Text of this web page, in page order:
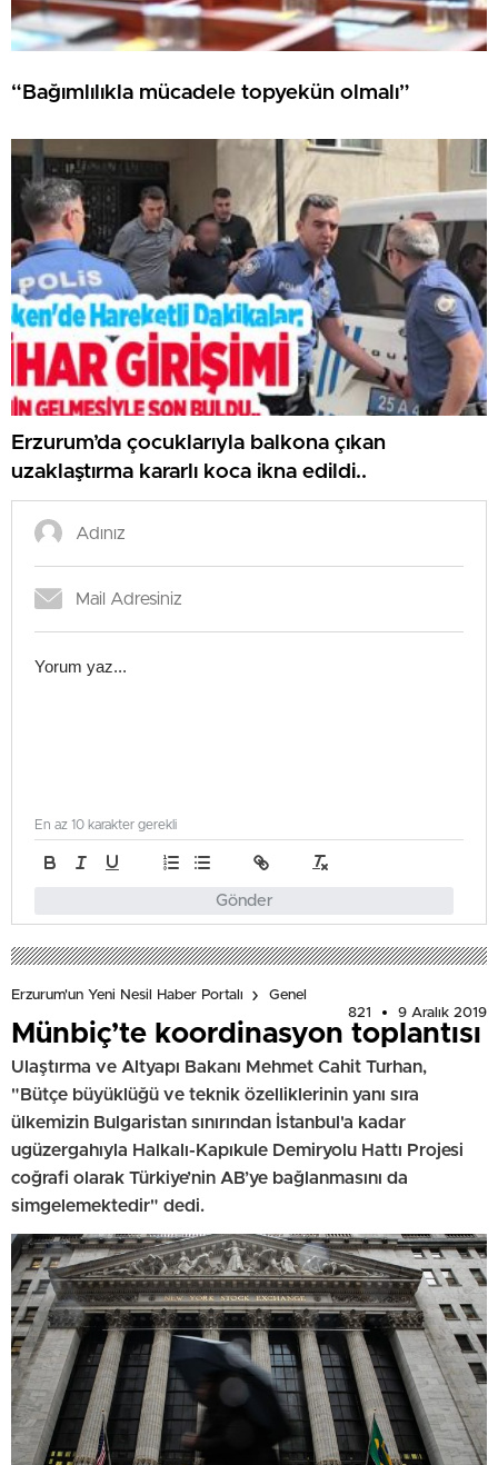
“Bağımlılıkla mücadele topyekün olmalı”
Erzurum’da çocuklarıyla balkona çıkan
uzaklaştırma kararlı koca ikna edildi..
Gönder
En az 10 karakter gerekli
Erzurum'un Yeni Nesil Haber Portalı
Genel
821
9 Aralık 2019
Münbiç’te koordinasyon toplantısı
Ulaştırma ve Altyapı Bakanı Mehmet Cahit Turhan,
"Bütçe büyüklüğü ve teknik özelliklerinin yanı sıra
ülkemizin Bulgaristan sınırından İstanbul'a kadar
ugüzergahıyla Halkalı-Kapıkule Demiryolu Hattı Projesi
coğrafi olarak Türkiye’nin AB’ye bağlanmasını da
simgelemektedir" dedi.